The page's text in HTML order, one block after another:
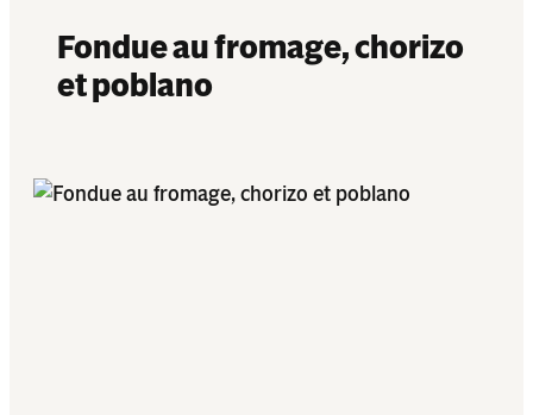
Fondue au fromage, chorizo
et poblano